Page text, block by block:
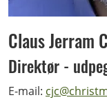
Claus Jerram
Direktør -
E-mail: